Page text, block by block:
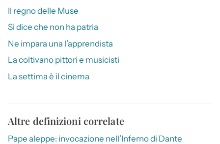
Il regno delle Muse
Si dice che non ha patria
Ne impara una l’apprendista
La coltivano pittori e musicisti
La settima è il cinema
Altre definizioni correlate
Pape aleppe: invocazione nell’Inferno di Dante